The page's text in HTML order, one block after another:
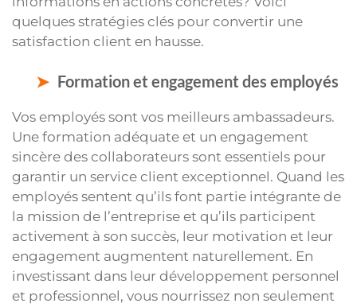
quelques stratégies clés pour convertir une
satisfaction client en hausse.
Formation et engagement des employés
Vos employés sont vos meilleurs ambassadeurs.
Une formation adéquate et un engagement
sincère des collaborateurs sont essentiels pour
garantir un service client exceptionnel. Quand les
employés sentent qu’ils font partie intégrante de
la mission de l’entreprise et qu’ils participent
activement à son succès, leur motivation et leur
engagement augmentent naturellement. En
investissant dans leur développement personnel
et professionnel, vous nourrissez non seulement